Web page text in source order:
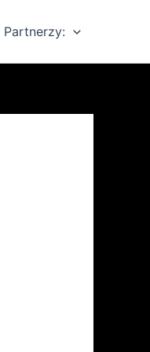
Partnerzy: